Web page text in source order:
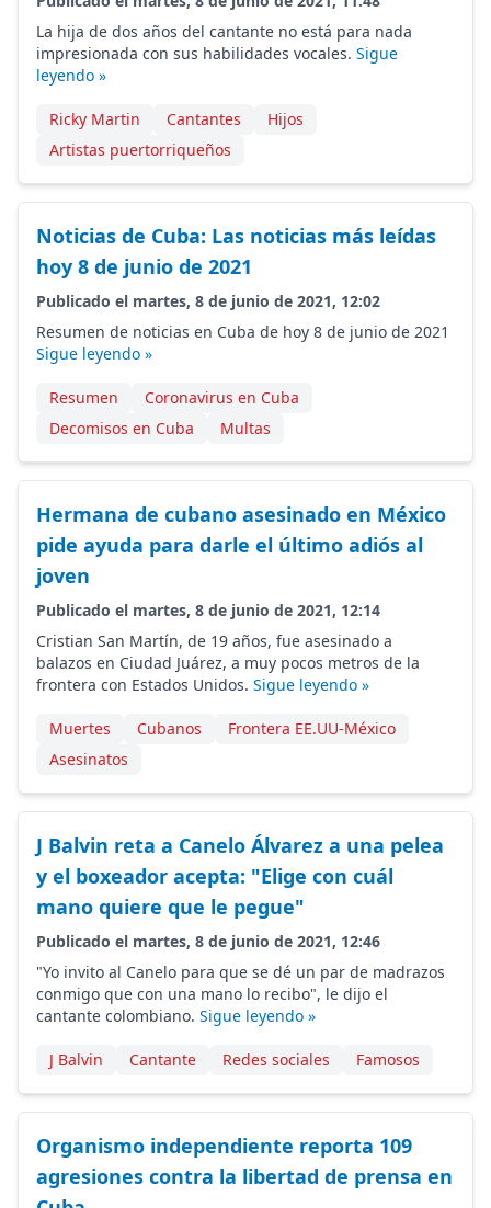
La hija de dos años del cantante no está para nada
impresionada con sus habilidades vocales. Sigue
leyendo »
Ricky Martin Cantantes
Hijos
Artistas puertorriqueños
Noticias de Cuba: Las noticias más leídas
hoy 8 de junio de 2021
Publicado el martes, 8 de junio de 2021, 12:02
Resumen de noticias en Cuba de hoy 8 de junio de 2021
Sigue leyendo »
Resumen
Coronavirus en Cuba
Decomisos en Cuba
Multas
Hermana de cubano asesinado en México
pide ayuda para darle el último adiós al
joven
Publicado el martes, 8 de junio de 2021, 12:14
Cristian San Martín, de 19 años, fue asesinado a
balazos en Ciudad Juárez, a muy pocos metros de la
frontera con Estados Unidos. Sigue leyendo »
Muertes Cubanos
Frontera EE.UU-México
Asesinatos
J Balvin reta a Canelo Álvarez a una pelea
y el boxeador acepta: "Elige con cuál
mano quiere que le pegue"
Publicado el martes, 8 de junio de 2021, 12:46
"Yo invito al Canelo para que se dé un par de madrazos
conmigo que con una mano lo recibo", le dijo el
cantante colombiano. Sigue leyendo »
J Balvin Cantante Redes sociales Famosos
Organismo independiente reporta 109
agresiones contra la libertad de prensa en